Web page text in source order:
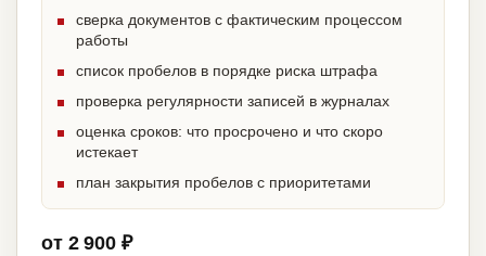
сверка документов с фактическим процессом
работы
список пробелов в порядке риска штрафа
проверка регулярности записей в журналах
оценка сроков: что просрочено и что скоро
истекает
план закрытия пробелов с приоритетами
от 2 900 ₽